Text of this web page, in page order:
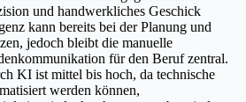
und handwerkliches Geschick
kann bereits bei der Planung und
jedoch bleibt die manuelle
für den Beruf zentral.
KI ist mittel bis hoch, da technische
werden können,